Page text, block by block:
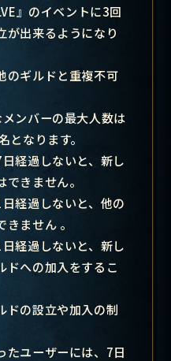
』のイベントに3回
が出来るようになり
のギルドと重複不可
ンバーの最大人数は
なります。
経過しないと、新し
きません。
経過しないと、他の
ません 。
経過しないと、新し
ドへの加入をするこ
ドの設立や加入の制
たユーザーには、7日